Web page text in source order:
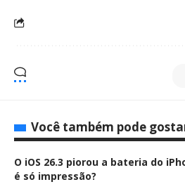
Você também pode
O iOS 26.3 piorou a bateria do
é só impressão?